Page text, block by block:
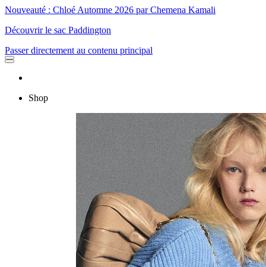
Nouveauté : Chloé Automne 2026 par Chemena Kamali
Découvrir le sac Paddington
Passer directement au contenu principal
Shop